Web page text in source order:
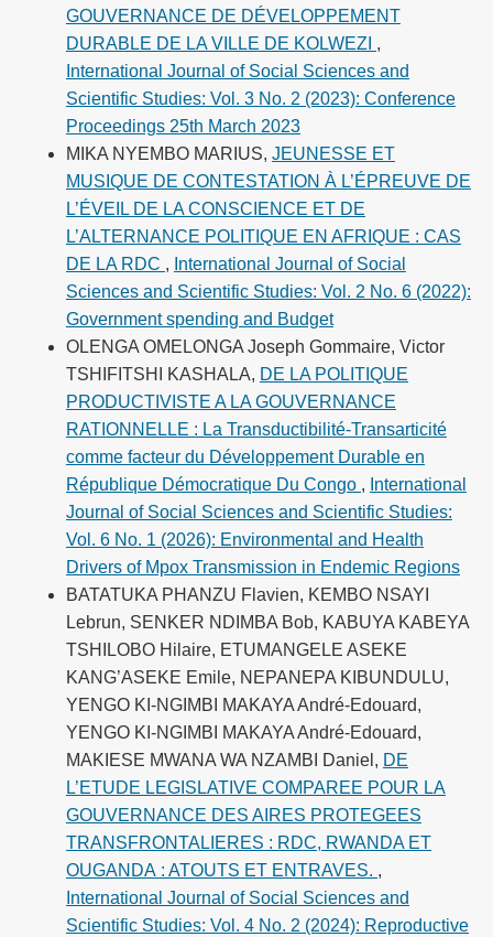
GOUVERNANCE DE DÉVELOPPEMENT
DURABLE DE LA VILLE DE KOLWEZI ,
International Journal of Social Sciences and
Scientific Studies: Vol. 3 No. 2 (2023): Conference
Proceedings 25th March 2023
MIKA NYEMBO MARIUS, JEUNESSE ET
MUSIQUE DE CONTESTATION À L’ÉPREUVE DE
L’ÉVEIL DE LA CONSCIENCE ET DE
L’ALTERNANCE POLITIQUE EN AFRIQUE : CAS
DE LA RDC , International Journal of Social
Sciences and Scientific Studies: Vol. 2 No. 6 (2022):
Government spending and Budget
OLENGA OMELONGA Joseph Gommaire, Victor
TSHIFITSHI KASHALA, DE LA POLITIQUE
PRODUCTIVISTE A LA GOUVERNANCE
RATIONNELLE : La Transductibilité-Transarticité
comme facteur du Développement Durable en
République Démocratique Du Congo , International
Journal of Social Sciences and Scientific Studies:
Vol. 6 No. 1 (2026): Environmental and Health
Drivers of Mpox Transmission in Endemic Regions
BATATUKA PHANZU Flavien, KEMBO NSAYI
Lebrun, SENKER NDIMBA Bob, KABUYA KABEYA
TSHILOBO Hilaire, ETUMANGELE ASEKE
KANG’ASEKE Emile, NEPANEPA KIBUNDULU,
YENGO KI-NGIMBI MAKAYA André-Edouard,
YENGO KI-NGIMBI MAKAYA André-Edouard,
MAKIESE MWANA WA NZAMBI Daniel, DE
L’ETUDE LEGISLATIVE COMPAREE POUR LA
GOUVERNANCE DES AIRES PROTEGEES
TRANSFRONTALIERES : RDC, RWANDA ET
OUGANDA : ATOUTS ET ENTRAVES. ,
International Journal of Social Sciences and
Scientific Studies: Vol. 4 No. 2 (2024): Reproductive